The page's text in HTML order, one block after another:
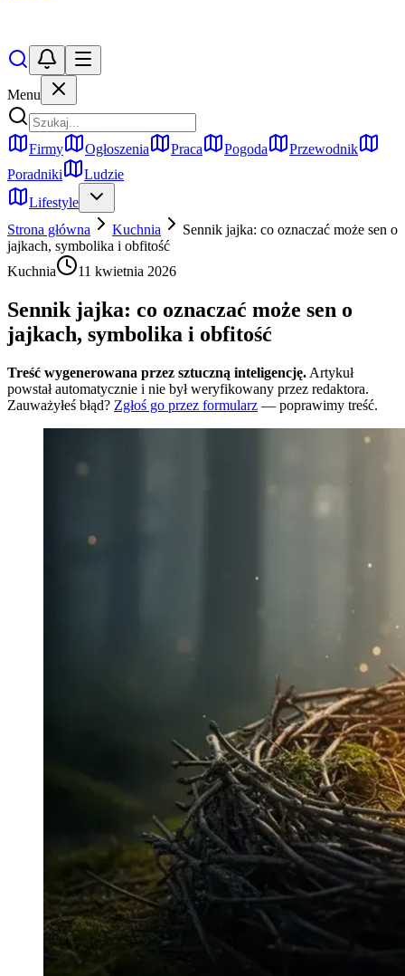
Menu
Firmy Ogłoszenia Praca Pogoda
Przewodnik
Poradniki
Ludzie
Lifestyle
Strona główna
Kuchnia
Sennik jajka: co oznaczać może sen o
jajkach, symbolika i obfitość
Kuchnia
11 kwietnia 2026
Sennik jajka: co oznaczać może sen o
jajkach, symbolika i obfitość
Treść wygenerowana przez sztuczną inteligencję. Artykuł
powstał automatycznie i nie był weryfikowany przez redaktora.
Zauważyłeś błąd? Zgłoś go przez formularz — poprawimy treść.